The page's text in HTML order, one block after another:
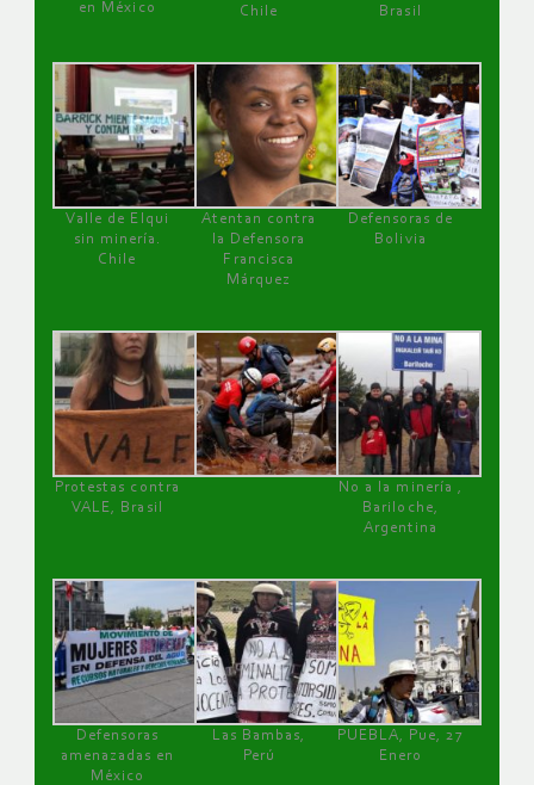
en México
Chile
Brasil
Valle de Elqui
sin minería.
Chile
Atentan contra
la Defensora
Francisca
Márquez
Defensoras de
Bolivia
Protestas contra
VALE, Brasil
No a la minería ,
Bariloche,
Argentina
Defensoras
amenazadas en
México
Las Bambas,
Perú
PUEBLA, Pue, 27
Enero